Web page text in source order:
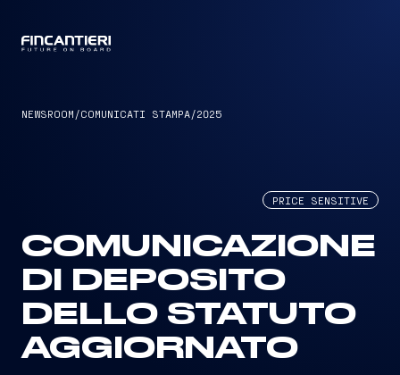
NEWSROOM /COMUNICATI STAMPA/2025
PRICE SENSITIVE
COMUNICAZIONE
DI DEPOSITO
DELLO STATUTO
AGGIORNATO